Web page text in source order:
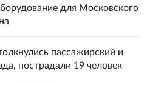
для Московского
пассажирский и
пострадали 19 человек